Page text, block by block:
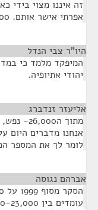
אפרתי אישר אותם. 23,000 אנשים שנמצאים שם היום.
היו"ר צבי הנדל
יהודי אתיופיה.
אליעזר זנדברג
לומר לך את המספר
אברהם נגוסה
עומדים בין 22,000-23,000 איש.